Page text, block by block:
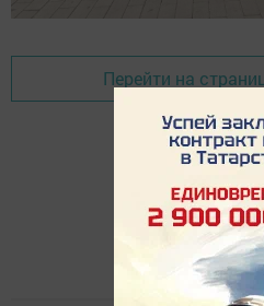
Перейти на